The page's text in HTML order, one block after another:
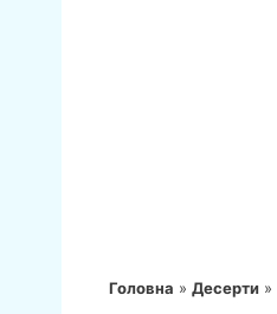
Головна » Десерти »